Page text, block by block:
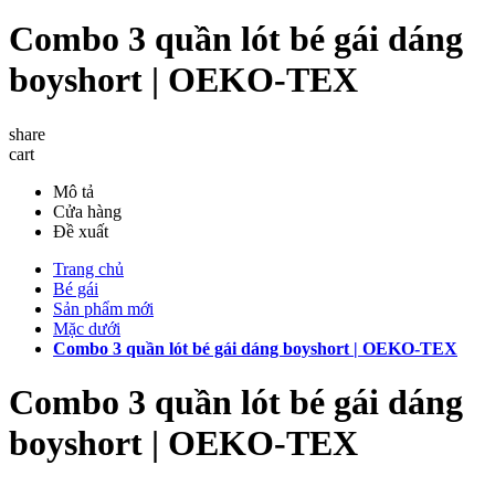
Combo 3 quần lót bé gái dáng
boyshort | OEKO-TEX
share
cart
Mô tả
Cửa hàng
Đề xuất
Trang chủ
Bé gái
Sản phẩm mới
Mặc dưới
Combo 3 quần lót bé gái dáng boyshort | OEKO-TEX
Combo 3 quần lót bé gái dáng
boyshort | OEKO-TEX